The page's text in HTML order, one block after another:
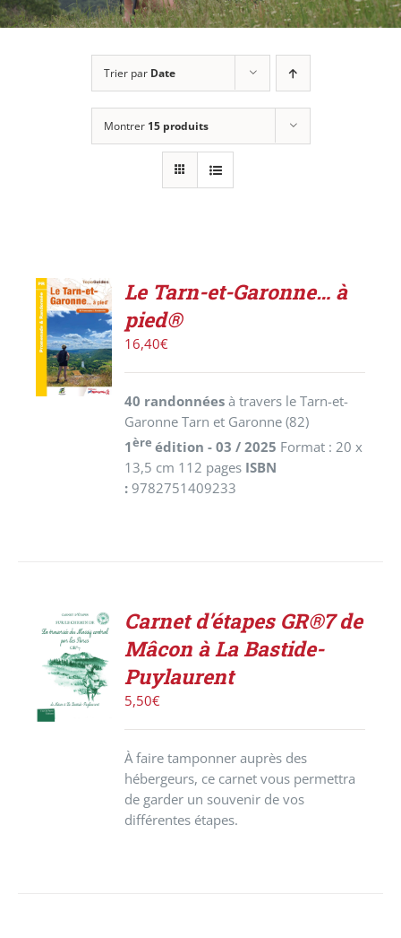
Trier par Date
Montrer 15 produits
AJOUTER
PANIER
/
DÉTAILS
Le Tarn-et-Garonne… à
pied®
16,40€
40 randonnées à travers le Tarn-et-
Garonne Tarn et Garonne (82)
1ère édition - 03 / 2025 Format : 20 x
13,5 cm 112 pages ISBN
:9782751409233
ACHETER
LE
PRODUIT
/
DÉTAILS
Carnet d’étapes GR®7 de
Mâcon à La Bastide-
Puylaurent
5,50€
À faire tamponner auprès des
hébergeurs, ce carnet vous permettra
de garder un souvenir de vos
différentes étapes.